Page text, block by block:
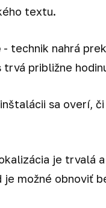
textu.
- technik nahrá
približne
sa overí,
je trvalá
možné obnoviť